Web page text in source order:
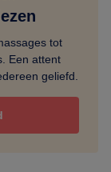
tot
Een attent
geliefd.